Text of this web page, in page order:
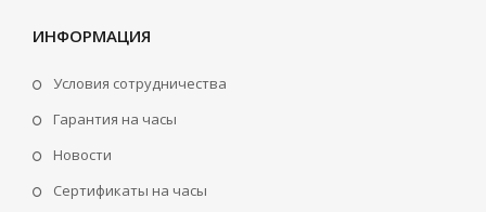
ИНФОРМАЦИЯ
Условия сотрудничества
Гарантия на часы
Новости
Сертификаты на часы